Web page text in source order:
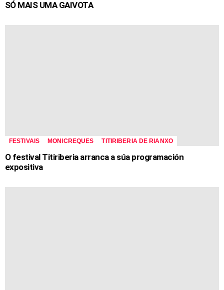
SÓ MAIS UMA GAIVOTA
FESTIVAIS MONICREQUES TITIRIBERIA DE RIANXO
O festival Titiriberia arranca a súa programación
expositiva